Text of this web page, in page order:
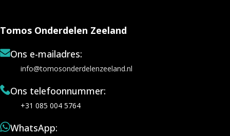
Tomos Onderdelen Zeeland
Ons e-mailadres:
info@tomosonderdelenzeeland.nl
Ons telefoonnummer:
+31 085 004 5764
WhatsApp: